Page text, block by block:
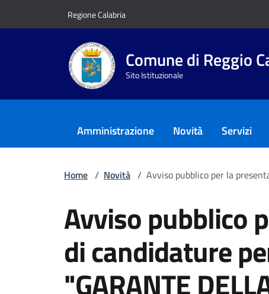
Regione Calabria
Comune di Reggio
Sito Istituzionale
Amministrazione Novità Servizi
Home / Novità / Avviso pubblico per la
Avviso pubblico
di candidature
"GARANTE